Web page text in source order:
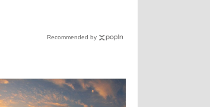
Recommended by